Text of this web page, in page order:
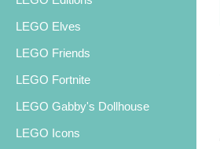
LEGO Elves
LEGO Friends
LEGO Fortnite
LEGO Gabby's Dollhouse
LEGO Icons